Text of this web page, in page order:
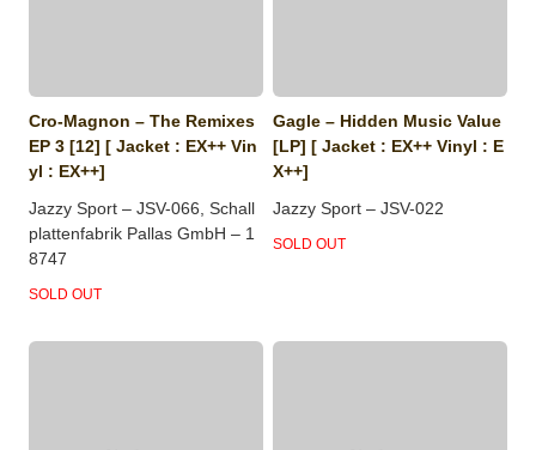
Cro-Magnon ‎– The Remixes
EP 3 [12] [ Jacket : EX++ Vin
yl : EX++]
Jazzy Sport ‎– JSV-066, Schall
plattenfabrik Pallas GmbH ‎– 1
8747
SOLD OUT
Gagle ‎– Hidden Music Value
[LP] [ Jacket : EX++ Vinyl : E
X++]
Jazzy Sport ‎– JSV-022
SOLD OUT